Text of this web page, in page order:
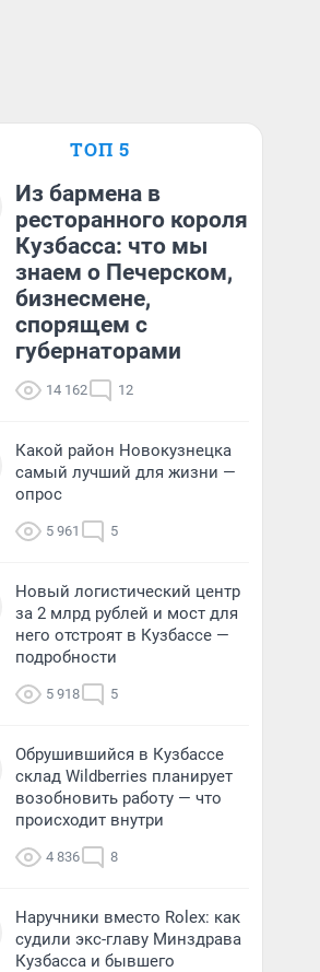
ТОП 5
Из бармена в
ресторанного короля
Кузбасса: что мы
знаем о Печерском,
бизнесмене,
спорящем с
губернаторами
14 162 12
Какой район Новокузнецка
самый лучший для жизни —
опрос
5 961 5
Новый логистический центр
за 2 млрд рублей и мост для
него отстроят в Кузбассе —
подробности
5 918 5
Обрушившийся в Кузбассе
склад Wildberries планирует
возобновить работу — что
происходит внутри
4 836 8
Наручники вместо Rolex: как
судили экс-главу Минздрава
Кузбасса и бывшего